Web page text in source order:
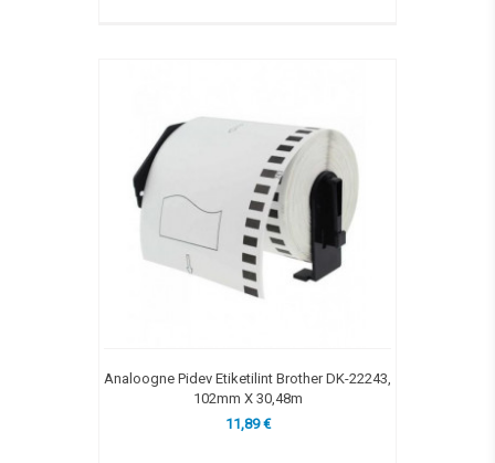
Analoogne Pidev Etiketilint Brother DK-22243,
102mm X 30,48m
11,89 €